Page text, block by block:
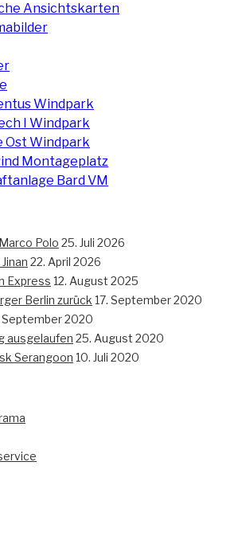
Ansichtskarten
Windpark
I Windpark
Ost Windpark
Montageplatz
Bard VM
Polo 25. Juli 2026
22. April 2026
Express 12. August 2025
Berlin zurück 17. September 2020
September 2020
ausgelaufen 25. August 2020
Serangoon 10. Juli 2020